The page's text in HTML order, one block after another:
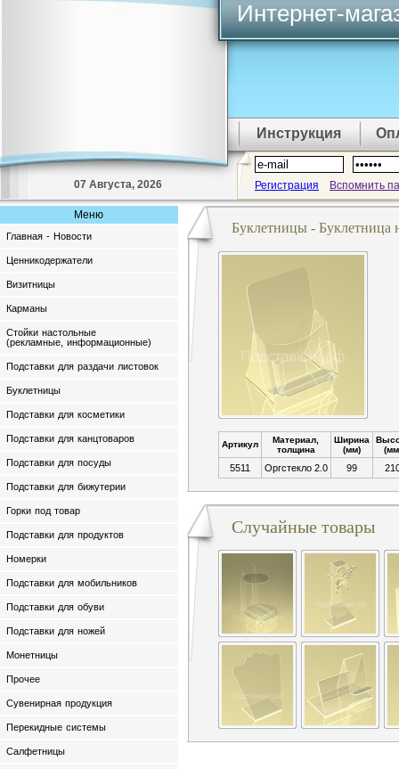
07 Августа, 2026
Интернет-
Инструкция
Регистрация Вспомнить
Меню
Главная - Новости
Ценникодержатели
Визитницы
Карманы
Стойки настольные
(рекламные, информационные)
Подставки для раздачи листовок
Буклетницы
Подставки для косметики
Подставки для канцтоваров
Подставки для посуды
Подставки для бижутерии
Горки под товар
Подставки для продуктов
Номерки
Подставки для мобильников
Подставки для обуви
Подставки для ножей
Монетницы
Прочее
Сувенирная продукция
Перекидные системы
Салфетницы
Буклетницы - Буклетница
Артикул
Материал,
толщина
Ширина
(мм)
5511 Оргстекло 2.0 99
Случайные товары